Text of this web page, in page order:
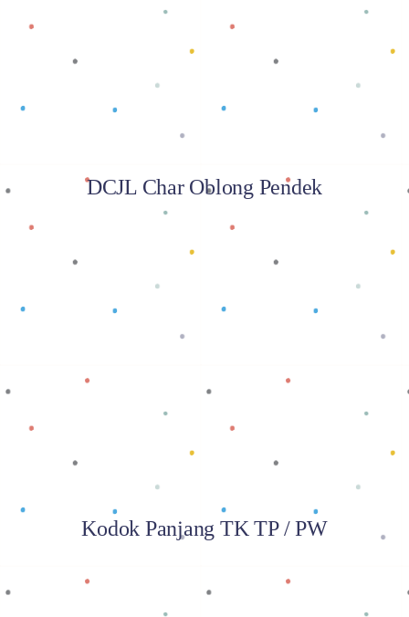
Baca selengkapnya
DCJL Char Oblong Pendek
Kodok Panjang TK TP / PW